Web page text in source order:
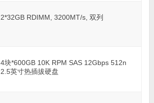
2*32GB RDIMM, 3200MT/s, 双列
4块*600GB 10K RPM SAS 12Gbps 512n
2.5英寸热插拔硬盘